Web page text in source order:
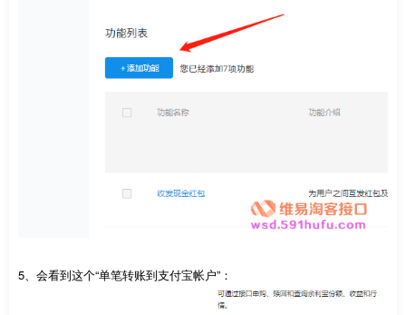
5、会看到这个“单笔转账到支付宝帐户”：